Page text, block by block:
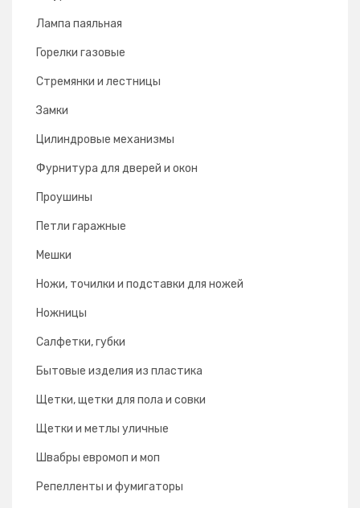
Лампа паяльная
Горелки газовые
Стремянки и лестницы
Замки
Цилиндровые механизмы
Фурнитура для дверей и окон
Проушины
Петли гаражные
Мешки
Ножи, точилки и подставки для ножей
Ножницы
Салфетки, губки
Бытовые изделия из пластика
Щетки, щетки для пола и совки
Щетки и метлы уличные
Швабры евромоп и моп
Репелленты и фумигаторы